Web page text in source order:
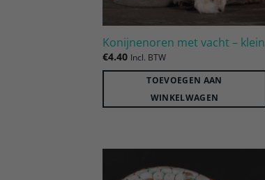
Konijnenoren met vacht – klein
€4.40 Incl. BTW
TOEVOEGEN AAN
WINKELWAGEN